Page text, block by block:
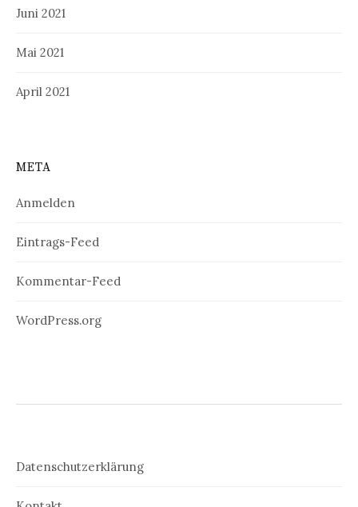
Juni 2021
Mai 2021
April 2021
META
Anmelden
Eintrags-Feed
Kommentar-Feed
WordPress.org
Datenschutzerklärung